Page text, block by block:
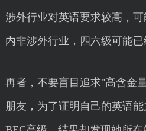
涉外行业对英语要求较高，
内非涉外行业，四六级可能已
再者，不要盲目追求"高含金
朋友，为了证明自己的英语